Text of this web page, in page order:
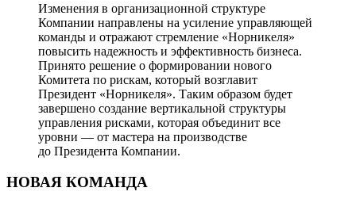
Изменения в организационной структуре
Компании направлены на усиление управляющей
команды и отражают стремление «Норникеля»
повысить надежность и эффективность бизнеса.
Принято решение о формировании нового
Комитета по рискам, который возглавит
Президент «Норникеля». Таким образом будет
завершено создание вертикальной структуры
управления рисками, которая объединит все
уровни — от мастера на производстве
до Президента Компании.
НОВАЯ КОМАНДА